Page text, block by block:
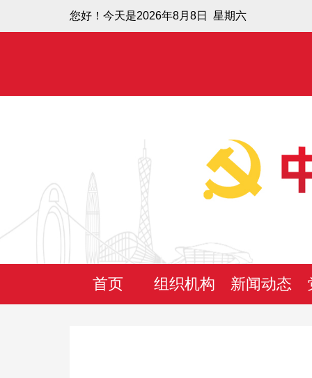
您好！今天是2026年8月8日 星期六
首页 组织机构 新闻动态